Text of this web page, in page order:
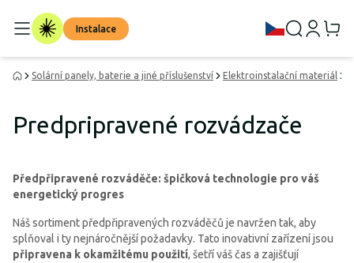
Instalace
Solární panely, baterie a jiné příslušenství Elektroinstalační materiál
Predpripravené rozvádzače
Předpřipravené rozváděče: špičková technologie pro váš
energetický progres
Náš sortiment předpřipravených rozváděčů je navržen tak, aby
splňoval i ty nejnáročnější požadavky. Tato inovativní zařízení jsou
připravena k okamžitému použití, šetří váš čas a zajišťují